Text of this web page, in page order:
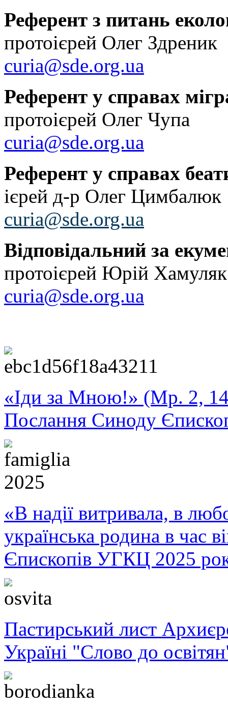
Референт з питань
протоієрей Олег Здреник
curia@sde.org.ua
Референт у справах
протоієрей Олег Чупа
curia@sde.org.ua
Референт у справах
ієрей д-р Олег Цимбалюк
curia@sde.org.ua
Відповідальний за
протоієрей Юрій
curia@sde.org.ua
«Іди за Мною!» (Мр. 2,
Послання Синоду
«В надії витривала, в
українська родина в час
Єпископів УГКЦ 2025
Пастирський лист
Україні "Слово до